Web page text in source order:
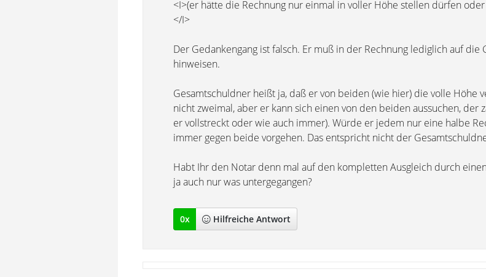
<I>(er hätte die Rechnung nur einmal in voller Höhe stellen dürfen
</I>
Der Gedankengang ist falsch. Er muß in der Rechnung lediglich auf die
hinweisen.
Gesamtschuldner heißt ja, daß er von beiden (wie hier) die volle Höhe
nicht zweimal, aber er kann sich einen von den beiden aussuchen, der
er vollstreckt oder wie auch immer). Würde er jedem nur eine halbe
immer gegen beide vorgehen. Das entspricht nicht der
Habt Ihr den Notar denn mal auf den kompletten Ausgleich durch
ja auch nur was untergegangen?
0x Hilfreiche Antwort